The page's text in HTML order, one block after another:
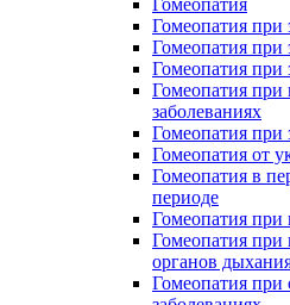
Гомеопатия
Гомеопатия при
Гомеопатия при
Гомеопатия при
Гомеопатия при
заболеваниях
Гомеопатия
Гомеопатия от
Гомеопатия в
периоде
Гомеопатия
Гомеопатия при
органов
Гомеопатия при